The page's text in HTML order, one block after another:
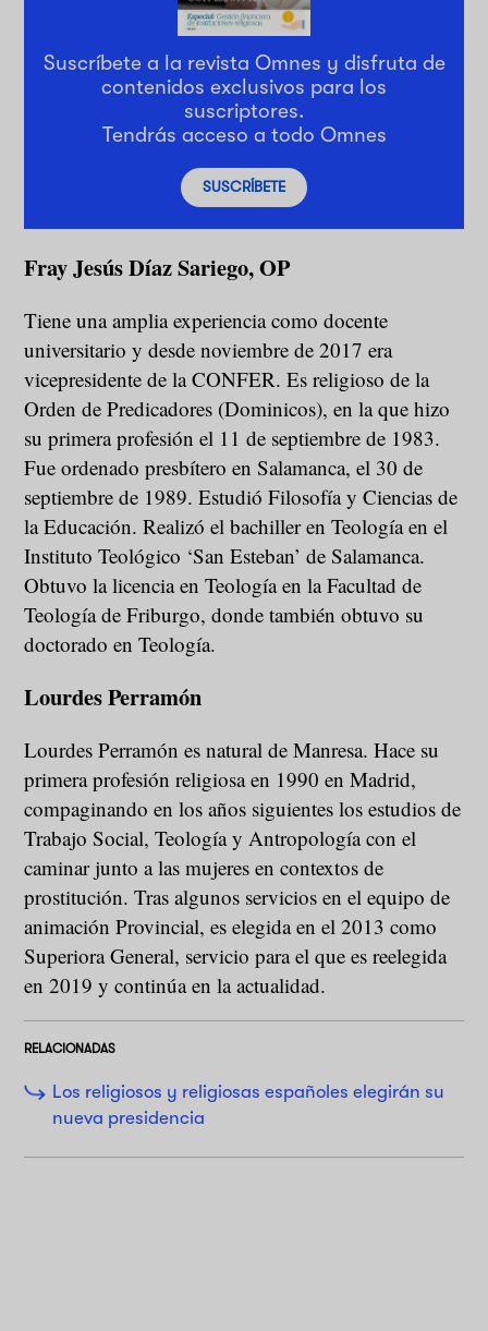
Suscríbete a la revista Omnes y disfruta de
contenidos exclusivos para los
suscriptores.
Tendrás acceso a todo Omnes
SUSCRÍBETE
Fray Jesús Díaz Sariego, OP
Tiene una amplia experiencia como docente
universitario y desde noviembre de 2017 era
vicepresidente de la CONFER. Es religioso de la
Orden de Predicadores (Dominicos), en la que hizo
su primera profesión el 11 de septiembre de 1983.
Fue ordenado presbítero en Salamanca, el 30 de
septiembre de 1989. Estudió Filosofía y Ciencias de
la Educación. Realizó el bachiller en Teología en el
Instituto Teológico ‘San Esteban’ de Salamanca.
Obtuvo la licencia en Teología en la Facultad de
Teología de Friburgo, donde también obtuvo su
doctorado en Teología.
Lourdes Perramón
Lourdes Perramón es natural de Manresa. Hace su
primera profesión religiosa en 1990 en Madrid,
compaginando en los años siguientes los estudios de
Trabajo Social, Teología y Antropología con el
caminar junto a las mujeres en contextos de
prostitución. Tras algunos servicios en el equipo de
animación Provincial, es elegida en el 2013 como
Superiora General, servicio para el que es reelegida
en 2019 y continúa en la actualidad.
RELACIONADAS
Los religiosos y religiosas españoles elegirán su
nueva presidencia